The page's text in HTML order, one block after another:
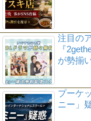
注目の
『
が勢揃
プーケ
ニー」